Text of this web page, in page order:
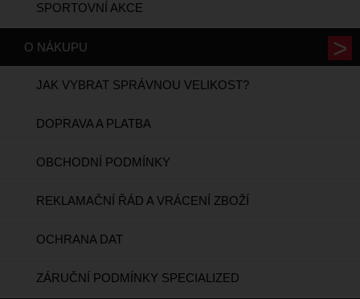
SPORTOVNÍ AKCE
O NÁKUPU
JAK VYBRAT SPRÁVNOU VELIKOST?
DOPRAVA A PLATBA
OBCHODNÍ PODMÍNKY
REKLAMAČNÍ ŘÁD A VRÁCENÍ ZBOŽÍ
OCHRANA DAT
ZÁRUČNÍ PODMÍNKY SPECIALIZED